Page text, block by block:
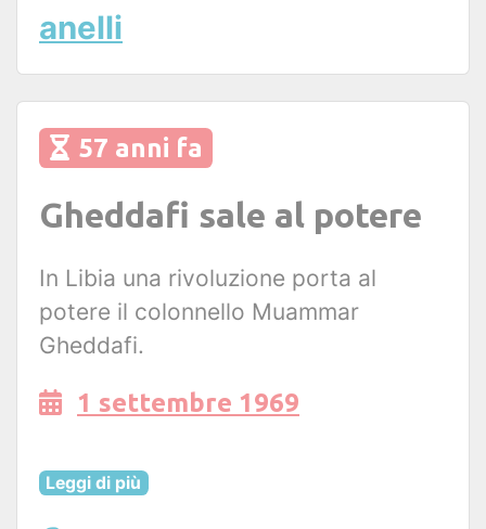
anelli
57 anni fa
Gheddafi sale al potere
In Libia una rivoluzione porta al
potere il colonnello Muammar
Gheddafi.
1 settembre 1969
Leggi di più